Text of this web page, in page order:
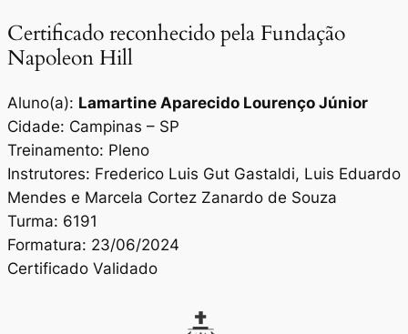
Certificado reconhecido pela Fundação
Napoleon Hill
Aluno(a): Lamartine Aparecido Lourenço Júnior
Cidade: Campinas – SP
Treinamento: Pleno
Instrutores: Frederico Luis Gut Gastaldi, Luis Eduardo
Mendes e Marcela Cortez Zanardo de Souza
Turma: 6191
Formatura: 23/06/2024
Certificado Validado